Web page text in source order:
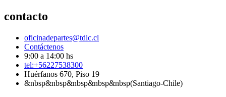
contacto
oficinadepartes@tdlc.cl
Contáctenos
9:00 a 14:00 hs
tel:+56227538300
Huérfanos 670, Piso 19
&nbsp&nbsp&nbsp&nbsp&nbsp(Santiago-Chile)